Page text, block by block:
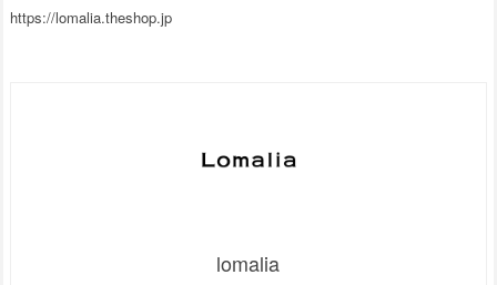
https://lomalia.theshop.jp
lomalia